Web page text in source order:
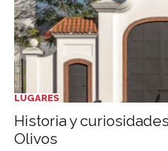
LUGARES
Historia y
Olivos